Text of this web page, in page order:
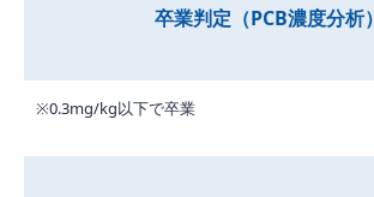
卒業判定（PCB濃度分析）
※0.3mg/kg以下で卒業